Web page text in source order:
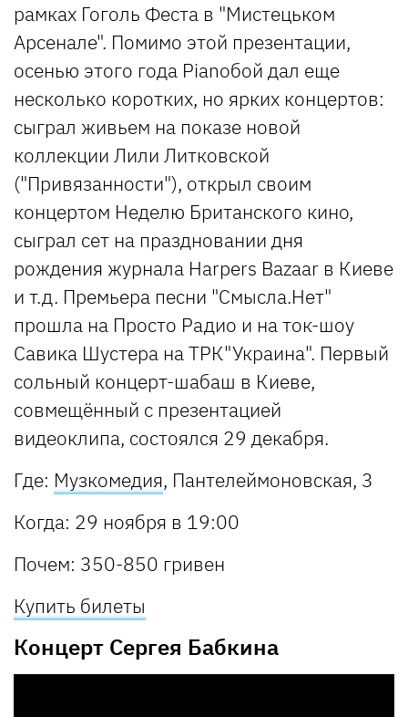
рамках Гоголь Феста в "Мистецьком
Арсенале". Помимо этой презентации,
осенью этого года Pianoбой дал еще
несколько коротких, но ярких концертов:
сыграл живьем на показе новой
коллекции Лили Литковской
("Привязанности"), открыл своим
концертом Неделю Британского кино,
сыграл сет на праздновании дня
рождения журнала Harpers Bazaar в Киеве
и т.д. Премьера песни "Смысла.Нет"
прошла на Просто Радио и на ток-шоу
Савика Шустера на ТРК"Украина". Первый
сольный концерт-шабаш в Киеве,
совмещённый с презентацией
видеоклипа, состоялся 29 декабря.
Где: Музкомедия, Пантелеймоновская, 3
Когда: 29 ноября в 19:00
Почем: 350-850 гривен
Купить билеты
Концерт Сергея Бабкина